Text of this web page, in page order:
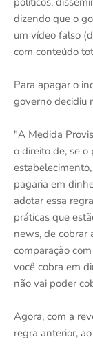
dizendo que o
um vídeo falso
com conteúdo
Para apagar o
governo decidiu
"A Medida
o direito de, se
pagaria em
adotar essa
práticas que
news, de cobrar
comparação
você cobra em
não vai poder
Agora, com a
regra anterior,